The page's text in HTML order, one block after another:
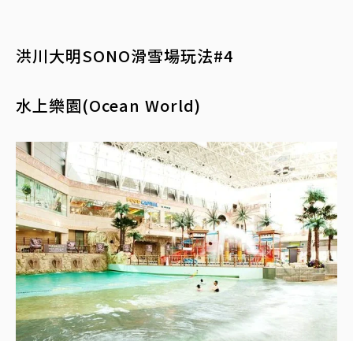
洪川大明SONO滑雪場玩法#4
水上樂園(Ocean World)